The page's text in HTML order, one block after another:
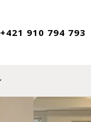
+421 910 794 793